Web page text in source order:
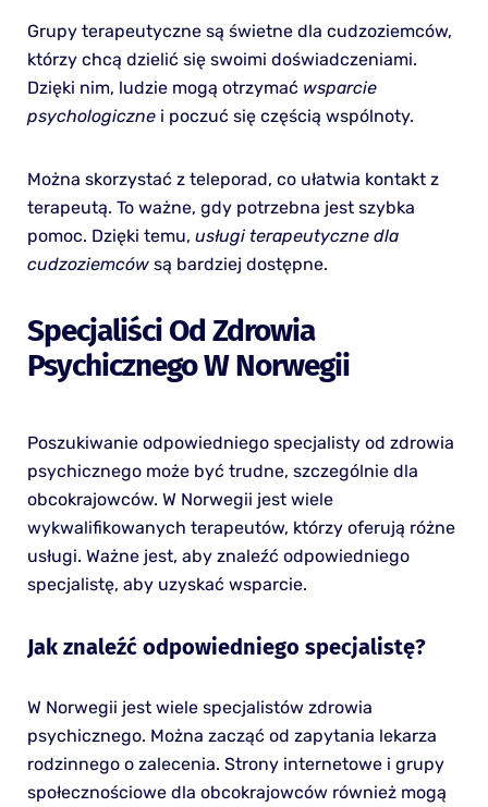
Grupy terapeutyczne są świetne dla cudzoziemców,
którzy chcą dzielić się swoimi doświadczeniami.
Dzięki nim, ludzie mogą otrzymać wsparcie
psychologicznei poczuć się częścią wspólnoty.
Można skorzystać z teleporad, co ułatwia kontakt z
terapeutą. To ważne, gdy potrzebna jest szybka
pomoc. Dzięki temu, usługi terapeutyczne dla
cudzoziemcówsą bardziej dostępne.
Specjaliści Od Zdrowia
Psychicznego W Norwegii
Poszukiwanie odpowiedniego specjalisty od zdrowia
psychicznego może być trudne, szczególnie dla
obcokrajowców. W Norwegii jest wiele
wykwalifikowanych terapeutów, którzy oferują różne
usługi. Ważne jest, aby znaleźć odpowiedniego
specjalistę, aby uzyskać wsparcie.
Jak znaleźć odpowiedniego specjalistę?
W Norwegii jest wiele specjalistów zdrowia
psychicznego. Można zacząć od zapytania lekarza
rodzinnego o zalecenia. Strony internetowe i grupy
społecznościowe dla obcokrajowców również mogą